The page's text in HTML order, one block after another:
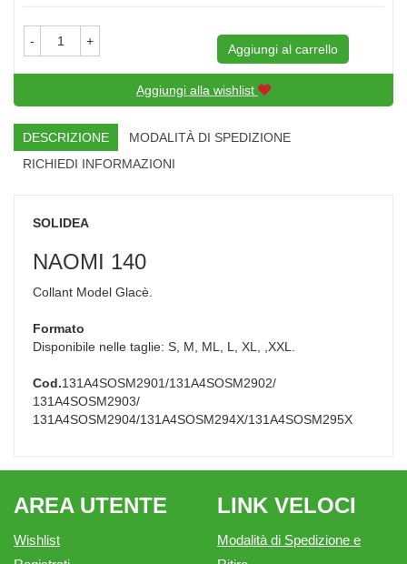
- +
Aggiungi al carrello
Aggiungi alla wishlist
DESCRIZIONE
MODALITÀ DI SPEDIZIONE
RICHIEDI INFORMAZIONI
SOLIDEA
NAOMI 140
Collant Model Glacè.
Formato
Disponibile nelle taglie: S, M, ML, L, XL, ,XXL.
Cod.131A4SOSM2901/131A4SOSM2902/
131A4SOSM2903/
131A4SOSM2904/131A4SOSM294X/131A4SOSM295X
AREA UTENTE
Wishlist
LINK VELOCI
Modalità di Spedizione e